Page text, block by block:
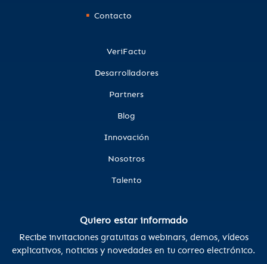
Contacto
VeriFactu
Desarrolladores
Partners
Blog
Innovación
Nosotros
Talento
Quiero estar informado
Recibe invitaciones gratuitas a webinars, demos, vídeos
explicativos, noticias y novedades en tu correo electrónico.